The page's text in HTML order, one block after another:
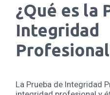
¿Qué es la
Integridad
La Prueba de Integridad